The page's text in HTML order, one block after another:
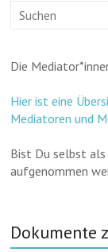
Die
Hier ist eine
Mediatoren und
Bist Du selbst
aufgenommen
Dokumente